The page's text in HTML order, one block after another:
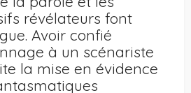
révélateurs font
Avoir confié
à un scénariste
la mise en évidence